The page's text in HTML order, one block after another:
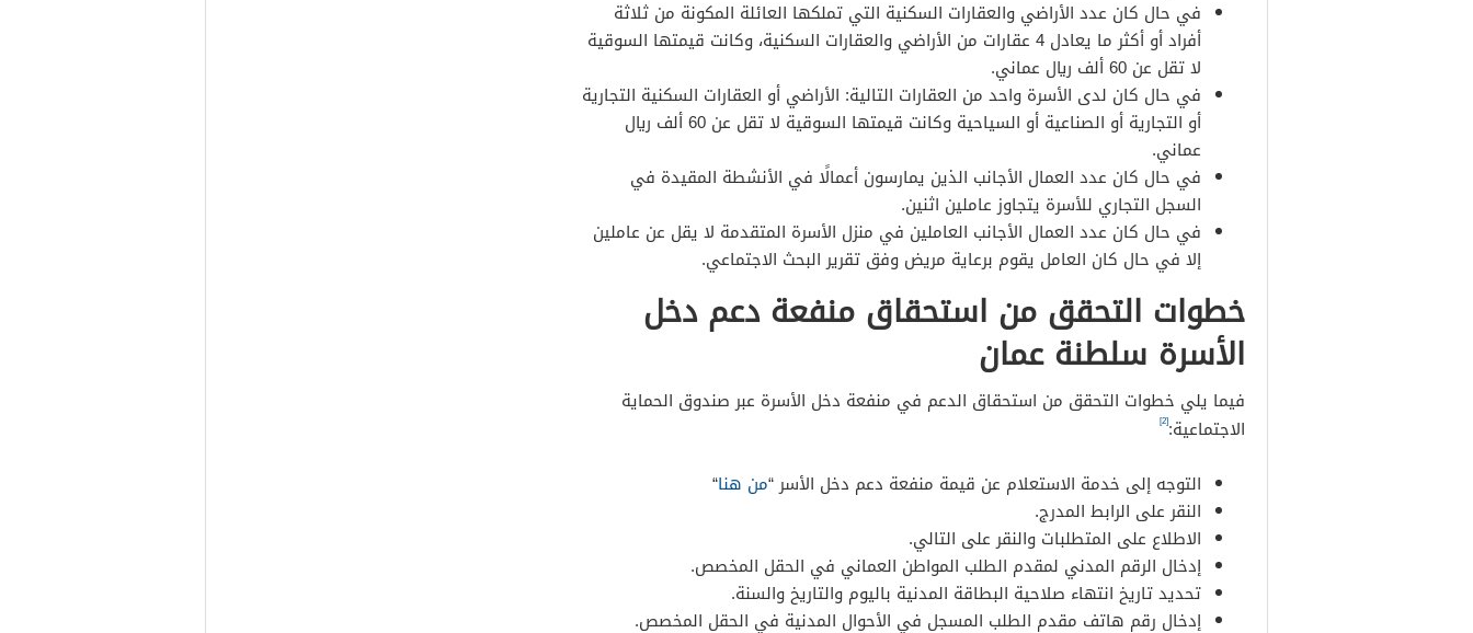
في حال كان عدد الأراضي والعقارات السكنية التي تملكها العائلة المكونة من ثلاثة
أفراد أو أكثر ما يعادل 4 عقارات من الأراضي والعقارات السكنية، وكانت قيمتها السوقية
لا تقل عن 60 ألف ريال عماني.
في حال كان لدى الأسرة واحد من العقارات التالية: الأراضي أو العقارات السكنية التجارية
أو التجارية أو الصناعية أو السياحية وكانت قيمتها السوقية لا تقل عن 60 ألف ريال
عماني.
في حال كان عدد العمال الأجانب الذين يمارسون أعمالًا في الأنشطة المقيدة في
السجل التجاري للأسرة يتجاوز عاملين اثنين.
في حال كان عدد العمال الأجانب العاملين في منزل الأسرة المتقدمة لا يقل عن عاملين
إلا في حال كان العامل يقوم برعاية مريض وفق تقرير البحث الاجتماعي.
خطوات التحقق من استحقاق منفعة دعم دخل
الأسرة سلطنة عمان
فيما يلي خطوات التحقق من استحقاق الدعم في منفعة دخل الأسرة عبر صندوق الحماية
الاجتماعية:[2]
التوجه إلى خدمة الاستعلام عن قيمة منفعة دعم دخل الأسر “من هنا“
النقر على الرابط المدرج.
الاطلاع على المتطلبات والنقر على التالي.
إدخال الرقم المدني لمقدم الطلب المواطن العماني في الحقل المخصص.
تحديد تاريخ انتهاء صلاحية البطاقة المدنية باليوم والتاريخ والسنة.
إدخال رقم هاتف مقدم الطلب المسجل في الأحوال المدنية في الحقل المخصص.